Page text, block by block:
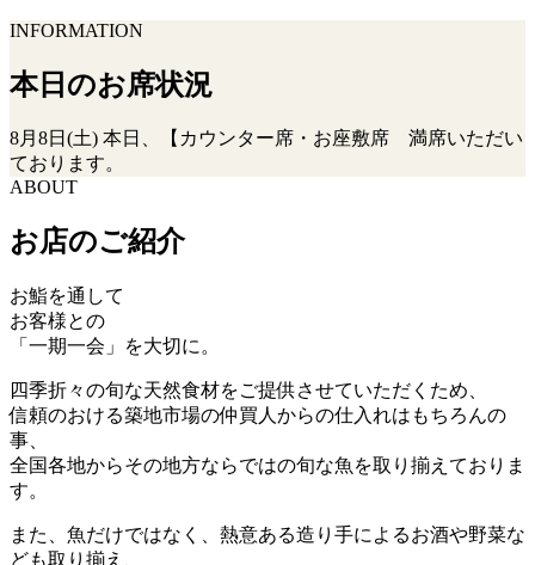
INFORMATION
本日のお席状況
8月8日(土) 本日、【カウンター席・お座敷席 満席いただい
ております。
ABOUT
お店のご紹介
お鮨を通して
お客様との
「一期一会」を大切に。
四季折々の旬な天然食材をご提供させていただくため、
信頼のおける築地市場の仲買人からの仕入れはもちろんの
事、
全国各地からその地方ならではの旬な魚を取り揃えておりま
す。
また、魚だけではなく、熱意ある造り手によるお酒や野菜な
ども取り揃え、